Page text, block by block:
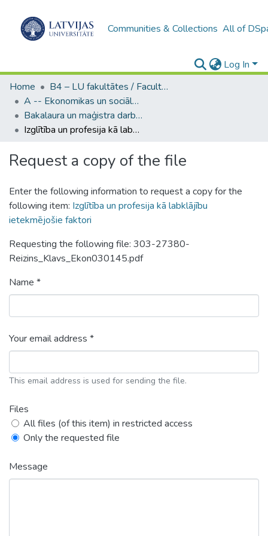
Communities & Collections All of
Log In
Home
B4 – LU fakultātes / Faculties of the UL
A -- Ekonomikas un sociālo zinātņu fakultāte / Faculty of Economics and Social Sciences
Bakalaura un maģistra darbi (ESZF) / Bachelor's and Master's theses
Izglītība un profesija kā labklājību ietekmējošie faktori
Request a copy of the file
Enter the following information to request a copy for the
following item: Izglītība un profesija kā labklājību
ietekmējošie faktori
Requesting the following file: 303-27380-
Reizins_Klavs_Ekon030145.pdf
Name *
Your email address *
This email address is used for sending the file.
Files
All files (of this item) in restricted access
Only the requested file
Message